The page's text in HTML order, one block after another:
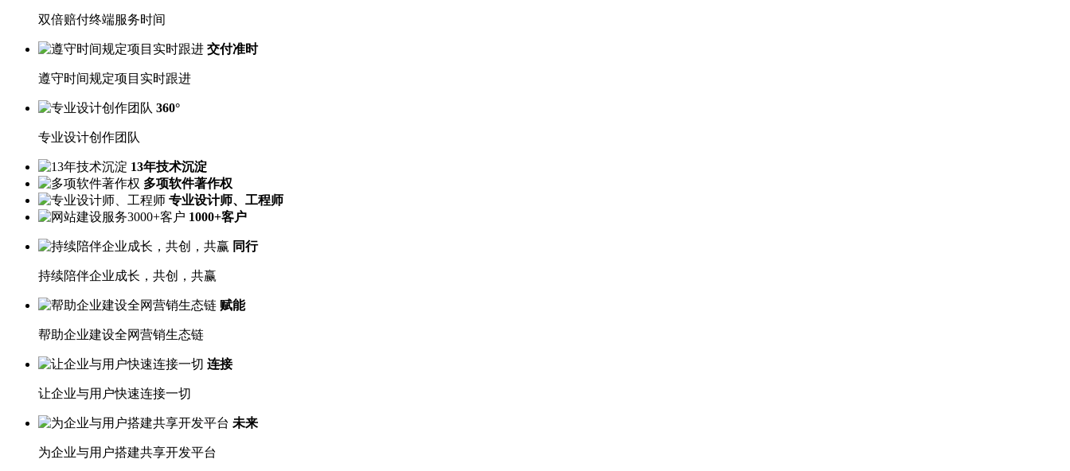
双倍赔付终端服务时间
交付准时
遵守时间规定项目实时跟进
360°
专业设计创作团队
13年技术沉淀
多项软件著作权
专业设计师、工程师
1000+客户
同行
持续陪伴企业成长，共创，共赢
赋能
帮助企业建设全网营销生态链
连接
让企业与用户快速连接一切
未来
为企业与用户搭建共享开发平台